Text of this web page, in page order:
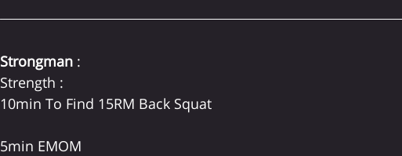
Strongman :
Strength :
10min To Find 15RM Back Squat
5min EMOM